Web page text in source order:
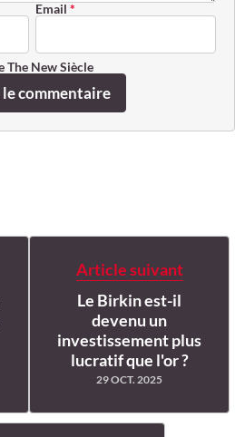
Email *
The New Siècle
commentaire
Article suivant
Le Birkin est-il
devenu un
investissement plus
lucratif que l'or ?
29 OCT. 2025